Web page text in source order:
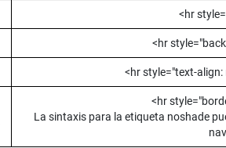
<hr
<hr
<hr style="text-
<hr
La sintaxis para la etiqueta noshade